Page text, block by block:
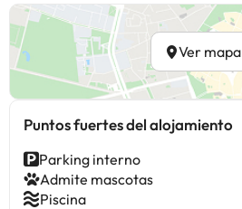
Ver mapa
Puntos fuertes del alojamiento
Parking interno
Admite mascotas
Piscina